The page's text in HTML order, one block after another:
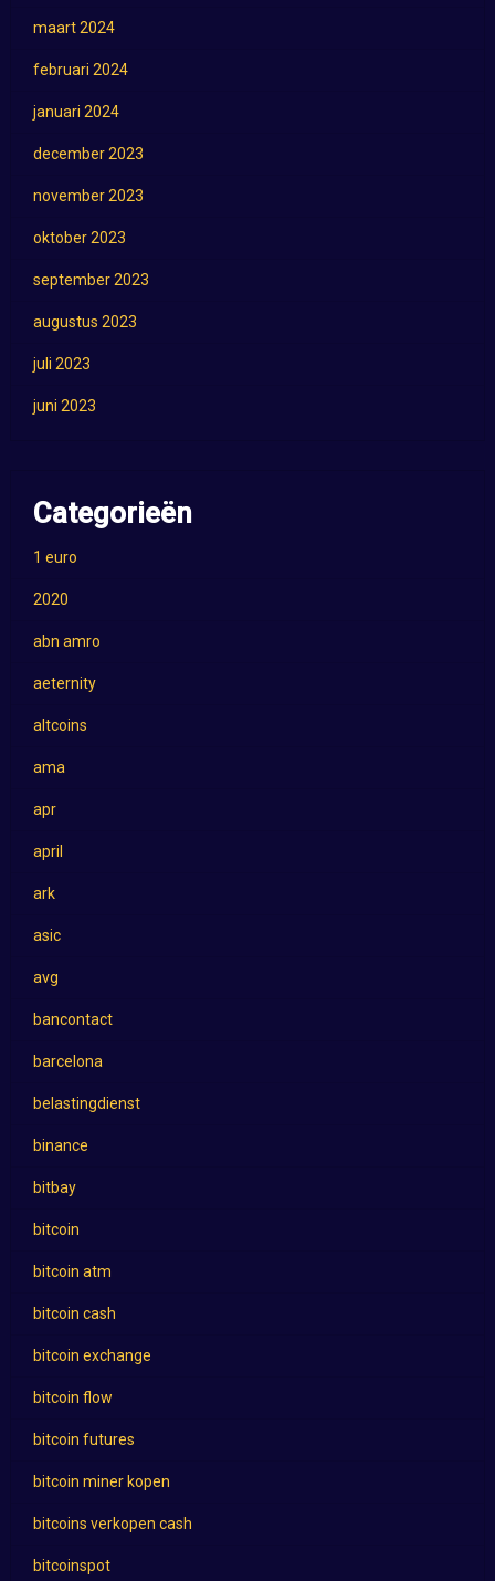
maart 2024
februari 2024
januari 2024
december 2023
november 2023
oktober 2023
september 2023
augustus 2023
juli 2023
juni 2023
Categorieën
1 euro
2020
abn amro
aeternity
altcoins
ama
apr
april
ark
asic
avg
bancontact
barcelona
belastingdienst
binance
bitbay
bitcoin
bitcoin atm
bitcoin cash
bitcoin exchange
bitcoin flow
bitcoin futures
bitcoin miner kopen
bitcoins verkopen cash
bitcoinspot